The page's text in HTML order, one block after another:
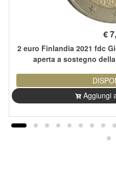
€
2 euro Finlandia 2021 fdc
aperta a sostegno
Aggiungi